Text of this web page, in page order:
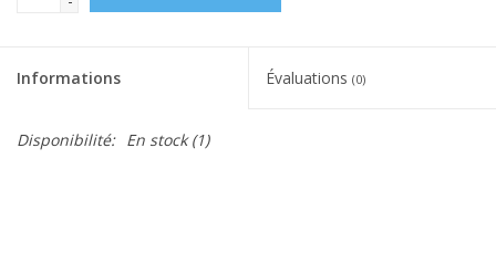
Informations Évaluations (0)
Disponibilité: En stock(1)